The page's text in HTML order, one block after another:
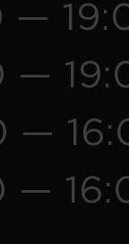
—
—
—
—